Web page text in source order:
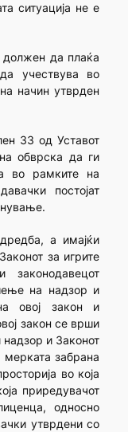
ситуација не е
должен да плаќа
учествува во
начин утврден
33 од Уставот
обврска да ги
во рамките на
постојат
а имајќи
за игрите
на надзор и
овој закон и
закон се врши
надзор и Законот
мерката забрана
во која
приредувачот
односно
утврдени со